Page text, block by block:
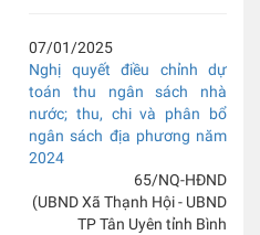
07/01/2025
Nghị quyết điều chỉnh dự
toán thu ngân sách nhà
nước; thu, chi và phân bổ
ngân sách địa phương năm
2024
65/NQ-HĐND
(UBND Xã Thạnh Hội - UBND
TP Tân Uyên tỉnh Bình